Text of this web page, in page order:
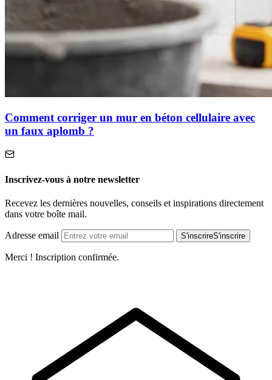
Comment corriger un mur en béton cellulaire avec
un faux aplomb ?
Inscrivez-vous à notre newsletter
Recevez les dernières nouvelles, conseils et inspirations directement
dans votre boîte mail.
Adresse email S'inscrireS'inscrire
Merci ! Inscription confirmée.